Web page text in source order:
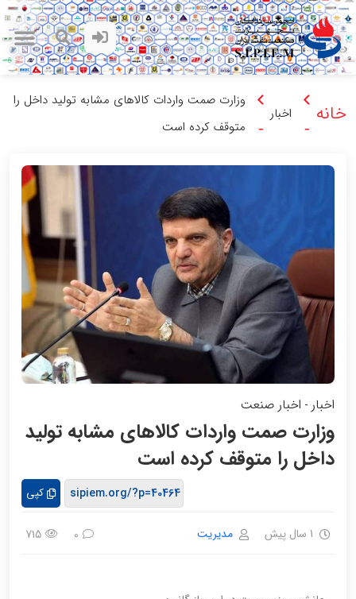
خانه -
اخبار
-
وزارت صمت واردات کالاهای مشابه تولید داخل را
متوقف کرده است
اخبار - اخبار صنعت
وزارت صمت واردات کالاهای مشابه تولید
داخل را متوقف کرده است
کپی
1 سال پیش مدیریت 0
715